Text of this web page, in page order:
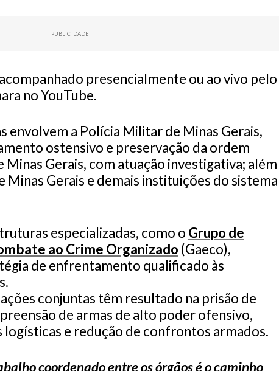
PUBLICIDADE
presencialmente ou ao vivo pelo
no YouTube.
envolvem a Polícia Militar de Minas Gerais,
ostensivo e preservação da ordem
Minas Gerais, com atuação investigativa; além
Gerais e demais instituições do sistema
especializadas, como o Grupo de
ao Crime Organizado (Gaeco),
de enfrentamento qualificado às
conjuntas têm resultado na prisão de
de armas de alto poder ofensivo,
logísticas e redução de confrontos armados.
coordenado entre os órgãos é o caminho